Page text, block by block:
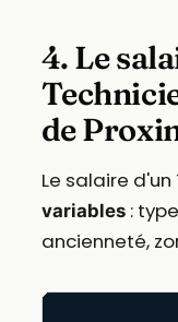
4. Le
de
Le salaire
variables:
ancienneté,